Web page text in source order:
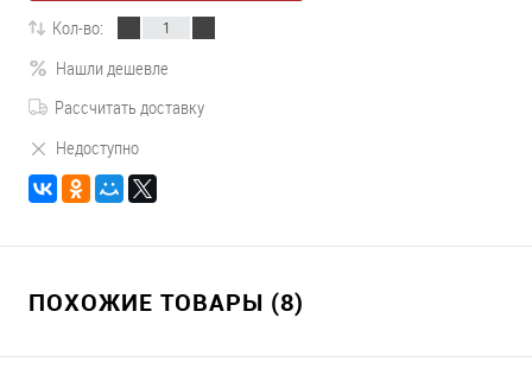
Кол-во:
Нашли дешевле
Рассчитать доставку
Недоступно
ПОХОЖИЕ ТОВАРЫ (8)